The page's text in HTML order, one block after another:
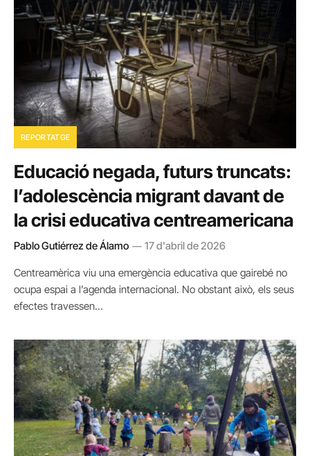
REPORTATGE
Educació negada, futurs truncats:
l’adolescència migrant davant de
la crisi educativa centreamericana
Pablo Gutiérrez de Álamo 17 d'abril de 2026
Centreamèrica viu una emergència educativa que gairebé no
ocupa espai a l’agenda internacional. No obstant això, els seus
efectes travessen…